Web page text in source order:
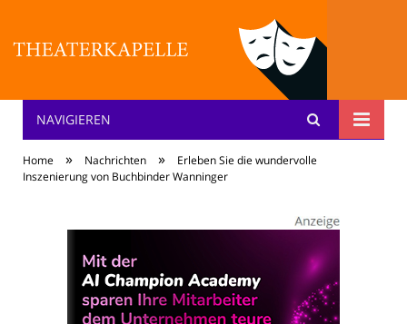
Theater: [KA] :pelle
NAVIGIEREN
Home » Nachrichten »
Erleben Sie die wundervolle
Inszenierung von Buchbinder Wanninger